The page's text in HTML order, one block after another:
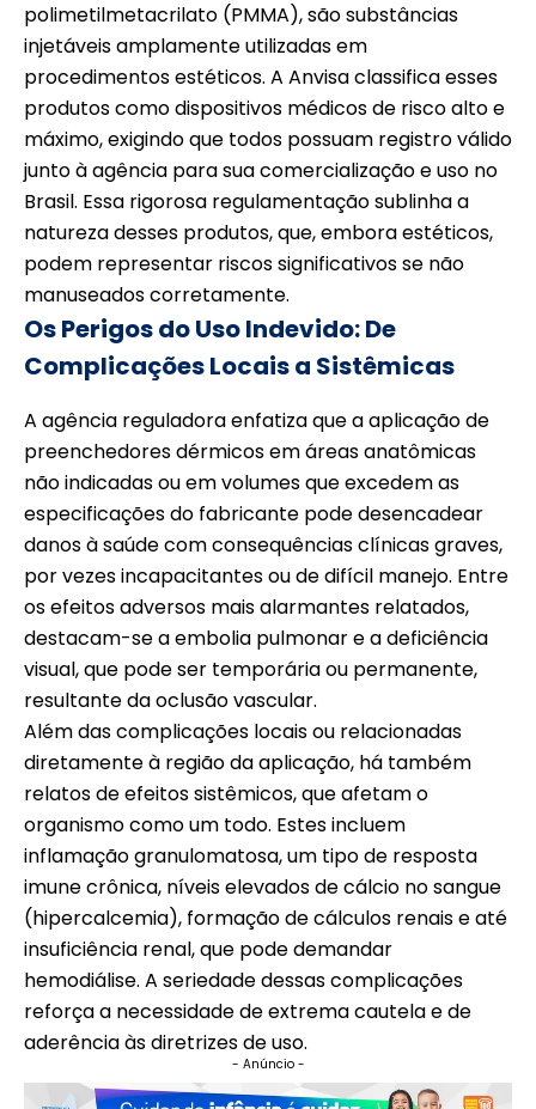
polimetilmetacrilato (PMMA), são substâncias
injetáveis amplamente utilizadas em
procedimentos estéticos. A Anvisa classifica esses
produtos como dispositivos médicos de risco alto e
máximo, exigindo que todos possuam registro válido
junto à agência para sua comercialização e uso no
Brasil. Essa rigorosa regulamentação sublinha a
natureza desses produtos, que, embora estéticos,
podem representar riscos significativos se não
manuseados corretamente.
Os Perigos do Uso Indevido: De
Complicações Locais a Sistêmicas
A agência reguladora enfatiza que a aplicação de
preenchedores dérmicos em áreas anatômicas
não indicadas ou em volumes que excedem as
especificações do fabricante pode desencadear
danos à saúde com consequências clínicas graves,
por vezes incapacitantes ou de difícil manejo. Entre
os efeitos adversos mais alarmantes relatados,
destacam-se a embolia pulmonar e a deficiência
visual, que pode ser temporária ou permanente,
resultante da oclusão vascular.
Além das complicações locais ou relacionadas
diretamente à região da aplicação, há também
relatos de efeitos sistêmicos, que afetam o
organismo como um todo. Estes incluem
inflamação granulomatosa, um tipo de resposta
imune crônica, níveis elevados de cálcio no sangue
(hipercalcemia), formação de cálculos renais e até
insuficiência renal, que pode demandar
hemodiálise. A seriedade dessas complicações
reforça a necessidade de extrema cautela e de
aderência às diretrizes de uso.
- Anúncio -